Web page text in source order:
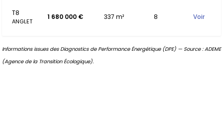
T8
ANGLET
1 680 000 € 337 m² 8 Voir
Informations issues des Diagnostics de Performance Énergétique (DPE) — Source : ADEME
(Agence de la Transition Écologique).